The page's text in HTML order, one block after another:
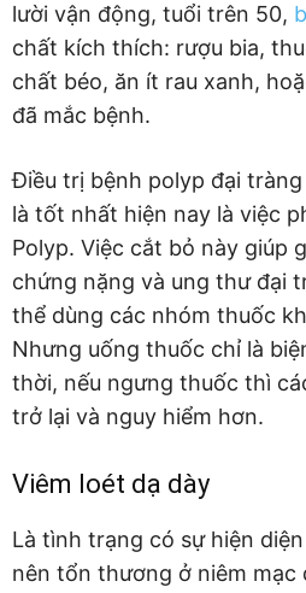
lười vận động, tuổi trên 50,
chất kích thích: rượu bia,
chất béo, ăn ít rau xanh,
đã mắc bệnh.
Điều trị bệnh polyp đại
là tốt nhất hiện nay là việc
Polyp. Việc cắt bỏ này giúp
chứng nặng và ung thư đại
thể dùng các nhóm thuốc
Nhưng uống thuốc chỉ là
thời, nếu ngưng thuốc thì
trở lại và nguy hiểm hơn.
Viêm loét dạ dày
Là tình trạng có sự hiện
nên tổn thương ở niêm mạc